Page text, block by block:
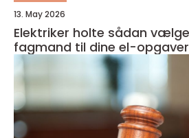
13. May 2026
Elektriker holte sådan vælger du den rette
fagmand til dine el-opgaver